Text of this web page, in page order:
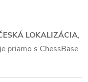
LOKALIZÁCIA,
priamo s ChessBase.